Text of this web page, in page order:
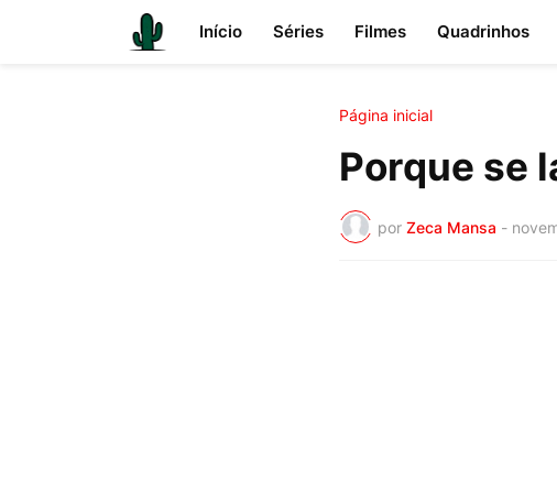
Início Séries Filmes Quadrinhos
Página inicial
Porque se
por Zeca Mansa -